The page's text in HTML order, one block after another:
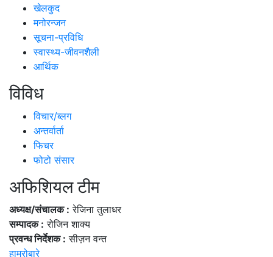
खेलकुद
मनोरन्जन
सूचना-प्रविधि
स्वास्थ्य-जीवनशैली
आर्थिक
विविध
विचार/ब्लग
अन्तर्वार्ता
फिचर
फोटो संसार
अफिशियल टीम
अध्यक्ष/संचालक : रेजिना तुलाधर
सम्पादक : रोजिन शाक्य
प्रवन्ध निर्देशक : सीज़न वन्त
हाम्रोबारे